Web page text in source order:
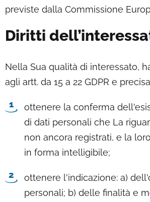
previste dalla Commissione
Diritti
Nella Sua qualità di interessato,
agli artt. da 15 a 22 GDPR e
ottenere la conferma
di dati personali che La
non ancora registrati, e la
in forma intelligibile;
ottenere l'indicazione: a)
personali; b) delle finalità e